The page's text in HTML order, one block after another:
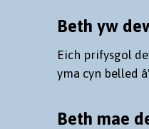
Beth yw
Eich prifysgol
yma cyn belled
Beth mae